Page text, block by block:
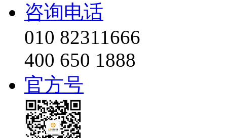
咨询电话
010 82311666
400 650 1888
官方号